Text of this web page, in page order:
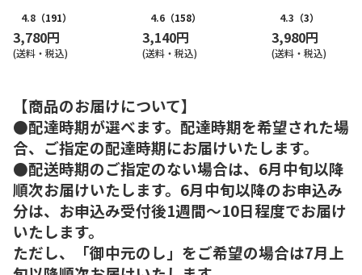
4.8 （191）
3,780円
(送料・税込)
4.6 （158）
3,140円
(送料・税込)
4.3 （3）
3,980円
(送料・税込)
【商品のお届けについて】
●配達時期が選べます。配達時期を希望された場
合、ご指定の配達時期にお届けいたします。
●配送時期のご指定のない場合は、6月中旬以降
順次お届けいたします。6月中旬以降のお申込み
分は、お申込み受付後1週間～10日程度でお届け
いたします。
ただし、「御中元のし」をご希望の場合は7月上